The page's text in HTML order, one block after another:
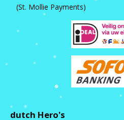
(St. Mollie Payments)
dutch Hero's